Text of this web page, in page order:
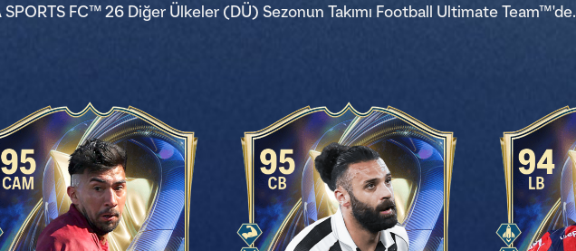
SPORTS FC™ 26 Diğer Ülkeler (DÜ) Sezonun Takımı Football Ultimate Team™'de.